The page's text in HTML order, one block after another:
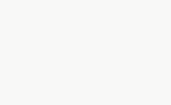
Если вы постирали
популярных метода.
сухую куртку